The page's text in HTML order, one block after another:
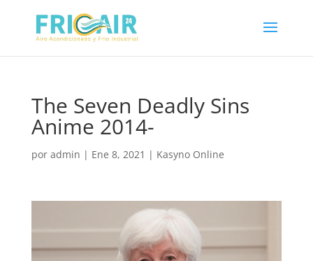
The Seven Deadly Sins
Anime 2014-
por admin | Ene 8, 2021 | Kasyno Online